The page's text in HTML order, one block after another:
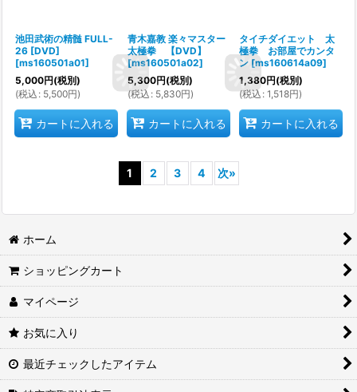
池田武術の精髄 FULL-
26 [DVD]
[ms160501a01]
5,000円(税別)
(税込 : 5,500円)
カートに入れる
青木嘉教 楽々マスター
太極拳 【DVD】
[ms160501a02]
5,300円(税別)
(税込 : 5,830円)
カートに入れる
タイチダイエット 太
極拳 お部屋でカンタ
ン [ms160614a09]
1,380円(税別)
(税込 : 1,518円)
カートに入れる
1 2 3 4 次»
ホーム
ショッピングカート
マイページ
お気に入り
最近チェックしたアイテム